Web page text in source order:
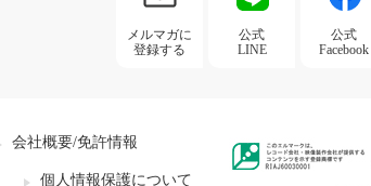
メルマガに
登録する
公式
LINE
公式
Facebook
会社概要/免許情報
個人情報保護について